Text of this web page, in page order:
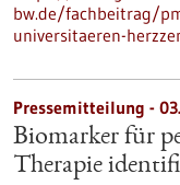
bw.de/fachbeitrag/
universitaeren-
Pressemitteilung -
Biomarker für
Therapie